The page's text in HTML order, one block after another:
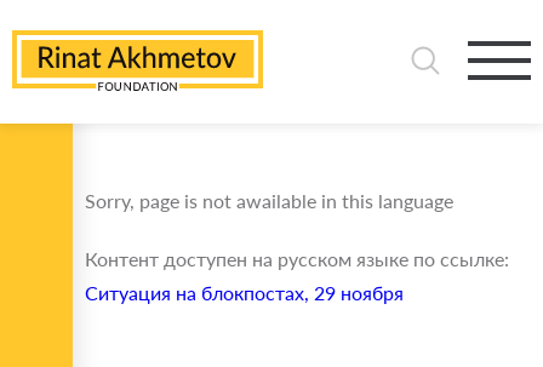
Sorry, page is not awailable in this language
Контент доступен на русском языке по ссылке:
Ситуация на блокпостах, 29 ноября